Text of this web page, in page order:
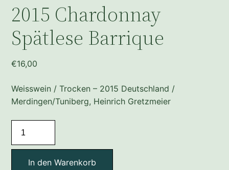
2015 Chardonnay
Spätlese Barrique
€16,00
Weisswein / Trocken – 2015 Deutschland /
Merdingen/Tuniberg, Heinrich Gretzmeier
Chardonnay
Spätlese
BarriqueIn den Warenkorb